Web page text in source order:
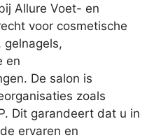
Allure Voet- en
voor cosmetische
gelnagels,
en
De salon is
zoals
Dit garandeert dat u in
ervaren en